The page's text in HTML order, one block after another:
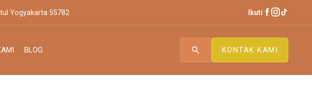
Yogyakarta 55782 Ikuti
BLOG search KONTAK KAMI